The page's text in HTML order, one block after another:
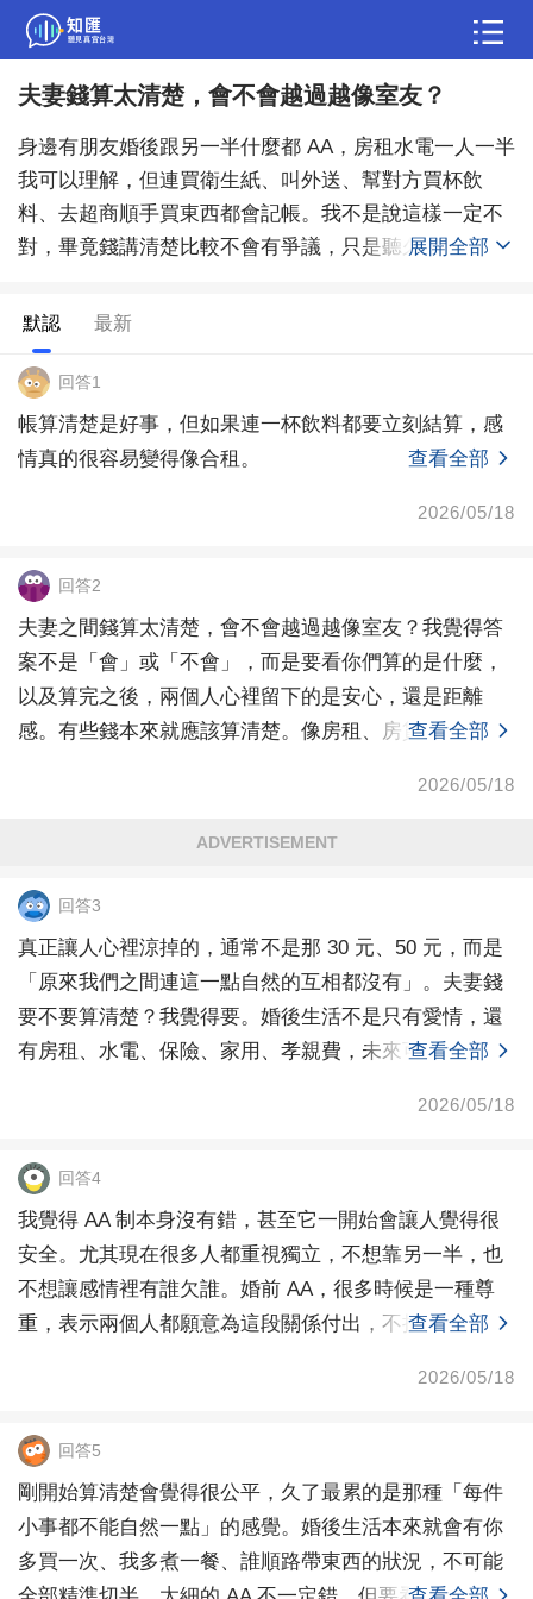
夫妻錢算太清楚，會不會越過越像室友？
身邊有朋友婚後跟另一半什麼都 AA，房租水電一人一半
我可以理解，但連買衛生紙、叫外送、幫對方買杯飲
料、去超商順手買東西都會記帳。我不是說這樣一定不
對，畢竟錢講清楚比較不會有爭議，只是聽久了會覺
友？大家能接受婚後算這麼細嗎？
展開全部
默認 最新
回答1
帳算清楚是好事，但如果連一杯飲料都要立刻結算，感
情真的很容易變得像合租。
查看全部
2026/05/18
回答2
夫妻之間錢算太清楚，會不會越過越像室友？我覺得答
案不是「會」或「不會」，而是要看你們算的是什麼，
以及算完之後，兩個人心裡留下的是安心，還是距離
感。有些錢本來就應該算清楚。像房租、房貸、水電、
查看全部
2026/05/18
ADVERTISEMENT
回答3
真正讓人心裡涼掉的，通常不是那 30 元、50 元，而是
「原來我們之間連這一點自然的互相都沒有」。夫妻錢
要不要算清楚？我覺得要。婚後生活不是只有愛情，還
有房租、水電、保險、家用、孝親費，未來可能還有房
查看全部
2026/05/18
回答4
我覺得 AA 制本身沒有錯，甚至它一開始會讓人覺得很
安全。尤其現在很多人都重視獨立，不想靠另一半，也
不想讓感情裡有誰欠誰。婚前 AA，很多時候是一種尊
重，表示兩個人都願意為這段關係付出，不把經濟壓力
查看全部
2026/05/18
回答5
剛開始算清楚會覺得很公平，久了最累的是那種「每件
小事都不能自然一點」的感覺。婚後生活本來就會有你
多買一次、我多煮一餐、誰順路帶東西的狀況，不可能
問答
綜合問題 婚姻情感 職場 夫妻生活
生活妙招 體育 育兒 老年病科普